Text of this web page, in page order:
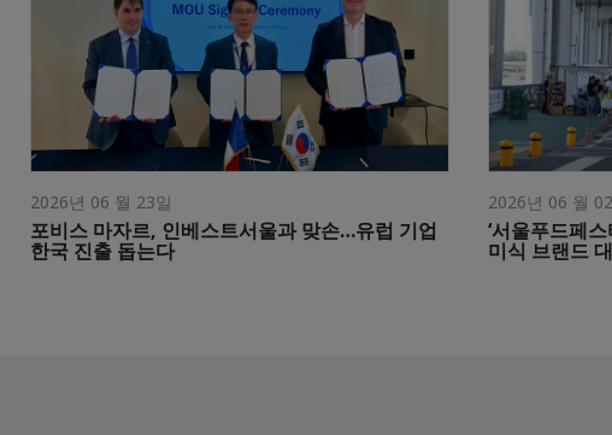
2026년 06 월 23일
포비스 마자르, 인베스트서울과 맞손…유럽 기업
한국 진출 돕는다
2026년 06 월
‘서울푸드페
미식 브랜드